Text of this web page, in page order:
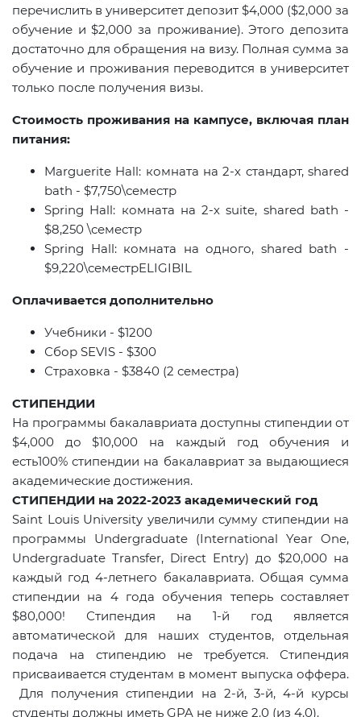
перечислить в университет депозит $4,000 ($2,000 за
обучение и $2,000 за проживание). Этого депозита
достаточно для обращения на визу. Полная сумма за
обучение и проживания переводится в университет
только после получения визы.
Стоимость проживания на кампусе, включая план
питания:
Marguerite Hall: комната на 2-х стандарт,shared
bath - $7,750\семестр
Spring Hall: комната на 2-хsuite, shared bath -
$8,250 \семестр
Spring Hall: комната на одного, shared bath -
$9,220\семестрELIGIBIL
Оплачивается дополнительно
Учебники - $1200
Сбор SEVIS - $300
Страховка - $3840 (2 семестра)
СТИПЕНДИИ
На программы бакалавриата доступны стипендии от
$4,000 до $10,000 на каждый год обучения и
есть100% стипендии на бакалавриат за выдающиеся
академические достижения.
СТИПЕНДИИ на 2022-2023 академический год
Saint Louis University увеличили сумму стипендии на
программы Undergraduate (International Year One,
Undergraduate Transfer, Direct Entry) до $20,000 на
каждый год 4-летнего бакалавриата. Общая сумма
стипендии на 4 года обучения теперь составляет
$80,000! Стипендия на 1-й год является
автоматической для наших студентов, отдельная
подача на стипендию не требуется. Стипендия
присваивается студентам в момент выпуска оффера.
Для получения стипендии на 2-й, 3-й, 4-й курсы
студенты должны иметь GPA не ниже 2.0 (из 4.0).